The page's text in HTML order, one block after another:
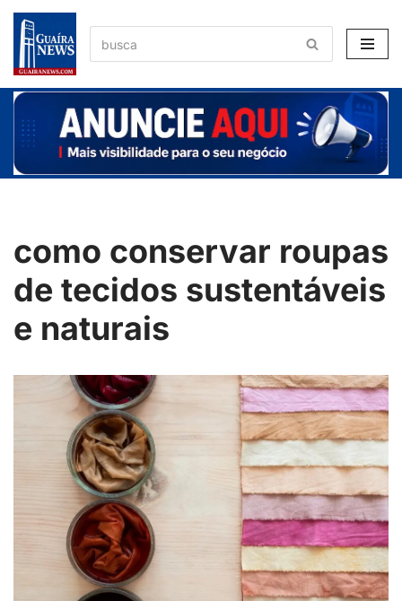
Pular
para
o
conteúdo
como conservar roupas
de tecidos sustentáveis
e naturais